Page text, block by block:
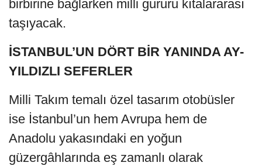
birbirine bağlarken milli gururu kıtalararası
taşıyacak.
İSTANBUL’UN DÖRT BİR YANINDA AY-
YILDIZLI SEFERLER
Milli Takım temalı özel tasarım otobüsler
ise İstanbul’un hem Avrupa hem de
Anadolu yakasındaki en yoğun
güzergâhlarında eş zamanlı olarak